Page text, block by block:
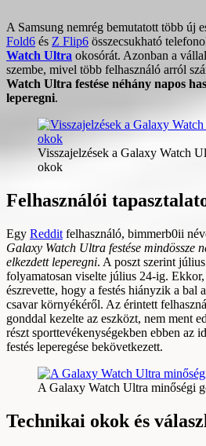
A Samsung nemrég bemutatott több új
Fold6 és Z Flip6 összecsukható
Watch Ultra okosórát. Azonban a
szembe, mivel több felhasználó arról
Watch Ultra festése néhány napos
leperegni.
Visszajelzések a Galaxy Watch
okok
Felhasználói
Egy Reddit felhasználó, bimmerb0ii
Galaxy Watch Ultra festése mindössze
elkezdett leperegni. A poszt szerint
folyamatosan viselte július 24-ig.
észrevette, hogy a festés hiányzik a bal
csavar környékéről. Az érintett
gonddal kezelte az eszközt, nem ment
részt sporttevékenységekben ebben az
festés leperegése bekövetkezett.
A Galaxy Watch Ultra minőségi
Technikai okok és